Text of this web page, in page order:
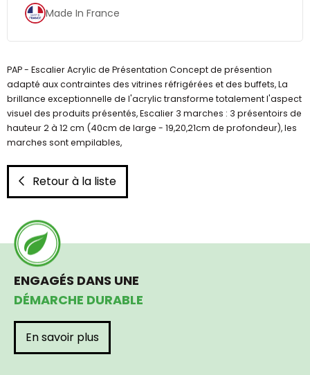
Made In France
PAP - Escalier Acrylic de Présentation Concept de présention
adapté aux contraintes des vitrines réfrigérées et des buffets, La
brillance exceptionnelle de l'acrylic transforme totalement l'aspect
visuel des produits présentés, Escalier 3 marches : 3 présentoirs de
hauteur 2 à 12 cm (40cm de large - 19,20,21cm de profondeur), les
marches sont empilables,
Retour à la liste
ENGAGÉS DANS UNE
DÉMARCHE DURABLE
En savoir plus